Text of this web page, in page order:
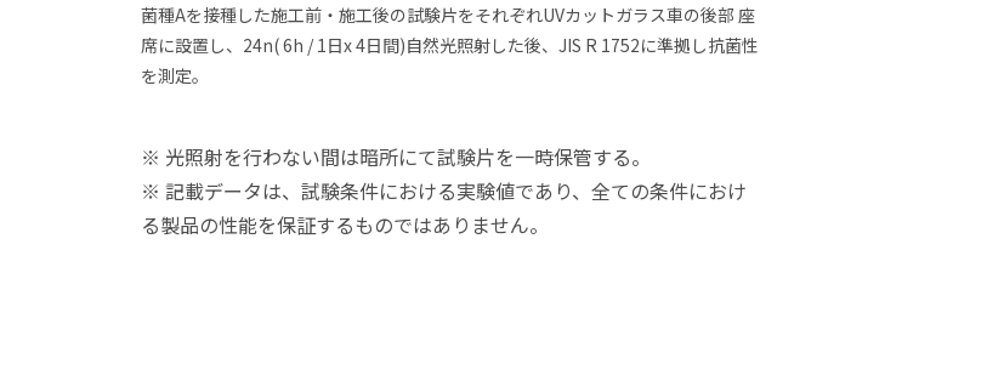
菌種Aを接種した施工前・施工後の試験片をそれぞれUVカットガラス車の後部 座
席に設置し、24n( 6h / 1日x 4日間)自然光照射した後、JIS R 1752に準拠し抗菌性
を測定。
※ 光照射を行わない間は暗所にて試験片を一時保管する。
※ 記載データは、試験条件における実験値であり、全ての条件におけ
る製品の性能を保証するものではありません。